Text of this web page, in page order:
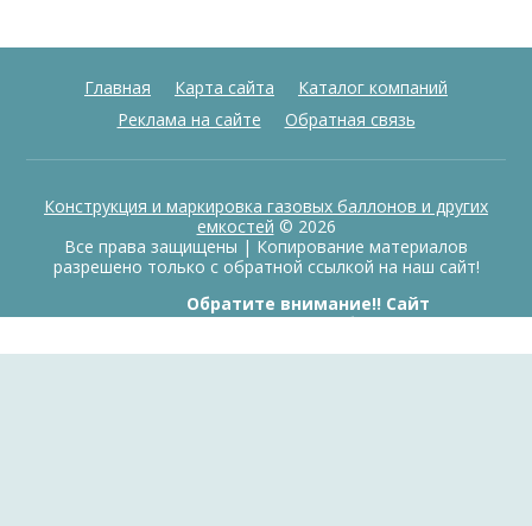
Главная Карта сайта
Каталог компаний
Реклама на сайте
Обратная связь
Конструкция и маркировка газовых баллонов и других
емкостей © 2026
Все права защищены | Копирование материалов
разрешено только с обратной ссылкой на наш сайт!
Обратите внимание!! Сайт
информационный, продажа баллонов